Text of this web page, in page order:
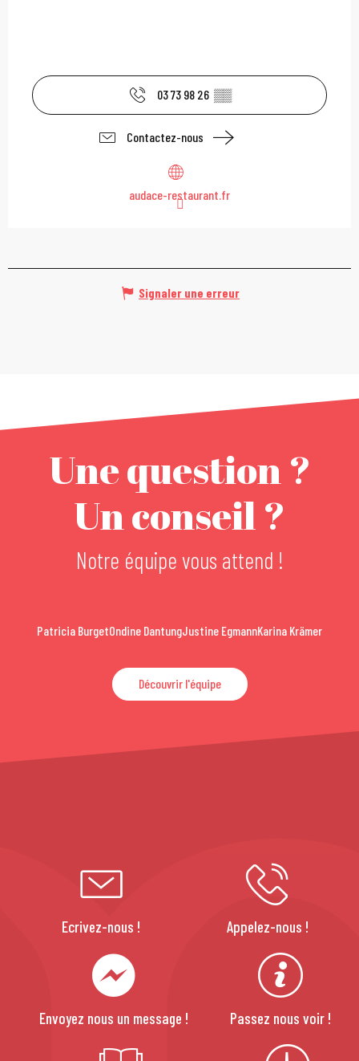
03 73 98 26 ▒▒
Contactez-nous
audace-restaurant.fr
Signaler une erreur
Une question ?
Un conseil ?
Notre équipe vous attend !
Patricia BurgetOndine DantungJustine EgmannKarina Krämer
Découvrir l'équipe
Ecrivez-nous ! Appelez-nous !
Envoyez nous un message ! Passez nous voir !